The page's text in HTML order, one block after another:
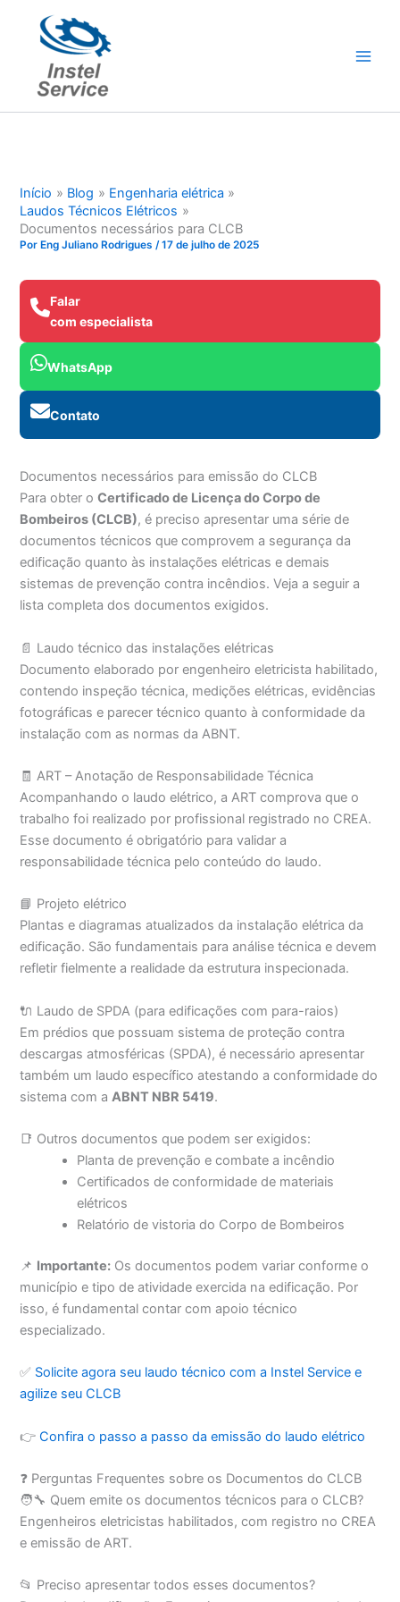
conteúdo
Início Blog
Engenharia elétrica
Laudos Técnicos Elétricos
Documentos necessários para CLCB
Por Eng Juliano Rodrigues/17 de julho de 2025
Falar
com especialista
WhatsApp
Contato
Documentos necessários para emissão do CLCB
Para obter oCertificado de Licença do Corpo de
Bombeiros (CLCB), é preciso apresentar uma série de
documentos técnicos que comprovem a segurança da
edificação quanto às instalações elétricas e demais
sistemas de prevenção contra incêndios. Veja a seguir a
lista completa dos documentos exigidos.
📄 Laudo técnico das instalações elétricas
Documento elaborado por engenheiro eletricista habilitado,
contendo inspeção técnica, medições elétricas, evidências
fotográficas e parecer técnico quanto à conformidade da
instalação com as normas da ABNT.
🧾 ART – Anotação de Responsabilidade Técnica
Acompanhando o laudo elétrico, a ART comprova que o
trabalho foi realizado por profissional registrado no CREA.
Esse documento é obrigatório para validar a
responsabilidade técnica pelo conteúdo do laudo.
📘 Projeto elétrico
Plantas e diagramas atualizados da instalação elétrica da
edificação. São fundamentais para análise técnica e devem
refletir fielmente a realidade da estrutura inspecionada.
🔌 Laudo de SPDA (para edificações com para-raios)
Em prédios que possuam sistema de proteção contra
descargas atmosféricas (SPDA), é necessário apresentar
também um laudo específico atestando a conformidade do
sistema com aABNT NBR 5419.
📑 Outros documentos que podem ser exigidos:
Planta de prevenção e combate a incêndio
Certificados de conformidade de materiais
elétricos
Relatório de vistoria do Corpo de Bombeiros
📌 Importante: Os documentos podem variar conforme o
município e tipo de atividade exercida na edificação. Por
isso, é fundamental contar com apoio técnico
especializado.
✅ Solicite agora seu laudo técnico com a Instel Service e
agilize seu CLCB
👉Confira o passo a passo da emissão do laudo elétrico
❓ Perguntas Frequentes sobre os Documentos do CLCB
🧑‍🔧 Quem emite os documentos técnicos para o CLCB?
Engenheiros eletricistas habilitados, com registro no CREA
e emissão de ART.
📂 Preciso apresentar todos esses documentos?